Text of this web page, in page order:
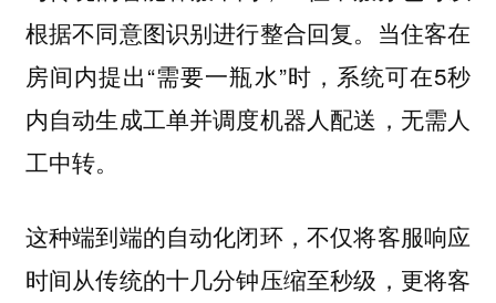
根据不同意图识别进行整合回复。当住客在
房间内提出“需要一瓶水”时，系统可在5秒
内自动生成工单并调度机器人配送，无需人
工中转。
这种端到端的自动化闭环，不仅将客服响应
时间从传统的十几分钟压缩至秒级，更将客